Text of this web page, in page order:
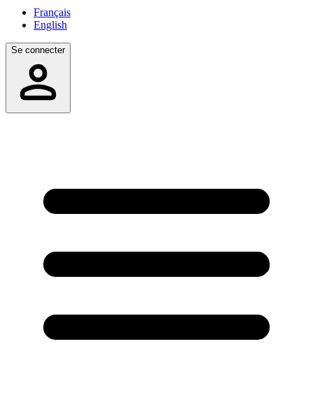
Français
English
Se connecter